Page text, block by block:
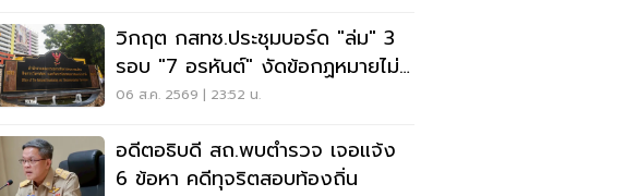
วิกฤต กสทช.ประชุมบอร์ด "ล่ม" 3
รอบ "7 อรหันต์" งัดข้อกฏหมายไม่มี
ใครยอมใคร
06 ส.ค. 2569 | 23:52 น.
อดีตอธิบดี สถ.พบตำรวจ เจอแจ้ง
6 ข้อหา คดีทุจริตสอบท้องถิ่น